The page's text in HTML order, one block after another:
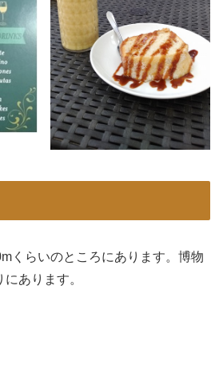
くらいのところにあります。博物
あります。